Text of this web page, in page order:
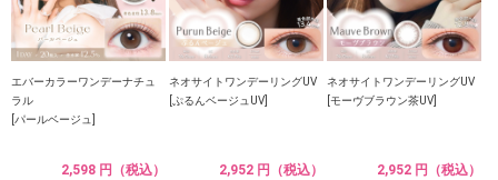
エバーカラーワンデーナチュ
ラル
[パールベージュ]
2,598 円（税込）
ネオサイトワンデーリングUV
[ぷるんベージュUV]
2,952 円（税込）
ネオサイトワンデーリングUV
[モーヴブラウン茶UV]
2,952 円（税込）